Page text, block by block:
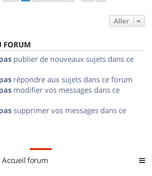
Aller
FORUM
publier de nouveaux sujets dans ce
répondre aux sujets dans ce forum
modifier vos messages dans ce
supprimer vos messages dans ce
Accueil forum